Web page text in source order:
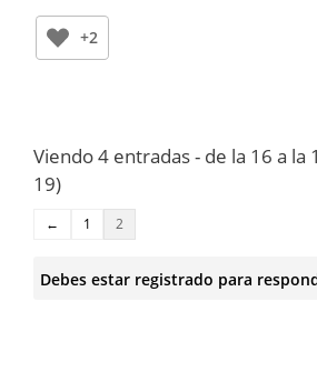
+2
Viendo 4 entradas - de la 16 a la
19)
← 1 2
Debes estar registrado para